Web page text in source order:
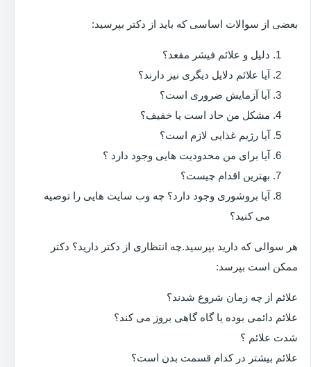
بعضی از سوالات اساسی که باید از دکتر بپرسید:
دلیل و علائم فیشر مقعد؟
آیا علائم دلایل دیگری نیز دارند؟
آیا آزمایش ضروری است؟
مشکل من حاد است یا خفیف؟
آیا رژیم غذایی لازم است؟
آیا برای من محدودیت هایی وجود دارد ؟
بهترین اقدام چیست؟
آیا بروشوری وجود دارد؟ چه وب سایت هایی را توصیه
می کنید؟
هر سوالی که دارید بپرسید.چه انتظاری از دکتر دارید؟ دکتر
ممکن است بپرسد:
علائم از چه زمان شروع شدند؟
علائم دائمی بوده یا گاه گاهی بروز می کند؟
شدت علائم ؟
علائم بیشتر در کدام قسمت بدن است؟